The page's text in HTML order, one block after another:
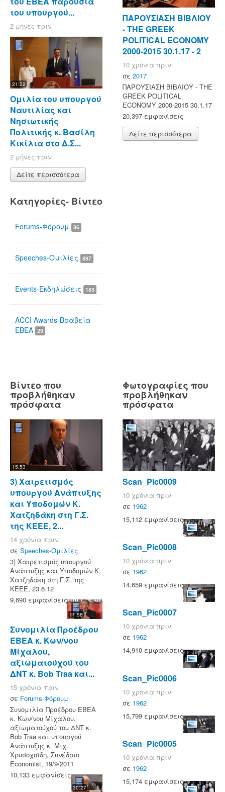
του υπουργού...
2 μήνες πριν
21:22
Ομιλία του υπουργού
Ναυτιλίας και
Νησιωτικής
Πολιτικής κ. Βασίλη
Κικίλια στο Δ.Σ...
2 μήνες πριν
Δείτε περισσότερα
Κατηγορίες- Βίντεο
Forums-Φόρουμ 86
Speeches-Ομιλίες 897
Events-Εκδηλώσεις 183
ACCI Awards-Βραβεία
ΕΒΕΑ 29
ΠΑΡΟΥΣΙΑΣΗ ΒΙΒΛΙΟΥ
- ΤΗΕ GREEK
POLITICAL ECONOMY
2000-2015 30.1.17 - 2
10 χρόνια πριν
σε 2017
ΠΑΡΟΥΣΙΑΣΗ ΒΙΒΛΙΟΥ - ΤΗΕ
GREEK POLITICAL
ECONOMY 2000-2015 30.1.17
20,397 εμφανίσεις
Δείτε περισσότερα
Βίντεο που
προβλήθηκαν
πρόσφατα
15:53
3) Χαιρετισμός
υπουργού Ανάπτυξης
και Υποδομών Κ.
Χατζηδάκη στη Γ.Σ.
της ΚΕΕΕ, 2...
14 χρόνια πριν
σε Speeches-Ομιλίες
3) Χαιρετισμός υπουργού
Ανάπτυξης και Υποδομών Κ.
Χατζηδάκη στη Γ.Σ. της
ΚΕΕΕ, 23.6.12
9,690 εμφανίσεις
11:58
Συνομιλία Προέδρου
ΕΒΕΑ κ. Κων/νου
Μίχαλου,
αξιωματούχού του
ΔΝΤ κ. Bob Traa και...
15 χρόνια πριν
σε Forums-Φόρουμ
Συνομιλία Προέδρου ΕΒΕΑ
κ. Κων/νου Μίχαλου,
αξιωματούχού του ΔΝΤ κ.
Bob Traa και υπουργού
Ανάπτυξης κ. Μιχ.
Χρυσοχοϊδη, Συνέδριο
Economist, 19/9/2011
10,133 εμφανίσεις
30:27
Φωτογραφίες που
προβλήθηκαν
πρόσφατα
Scan_Pic0009
10 χρόνια πριν
σε 1962
15,112 εμφανίσεις
Scan_Pic0008
10 χρόνια πριν
σε 1962
14,659 εμφανίσεις
Scan_Pic0007
10 χρόνια πριν
σε 1962
14,910 εμφανίσεις
Scan_Pic0006
10 χρόνια πριν
σε 1962
15,799 εμφανίσεις
Scan_Pic0005
10 χρόνια πριν
σε 1962
15,174 εμφανίσεις